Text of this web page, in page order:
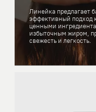
Линейка предлагает
эффективный подход
ценными
избыточным жиром,
свежесть и легкость.